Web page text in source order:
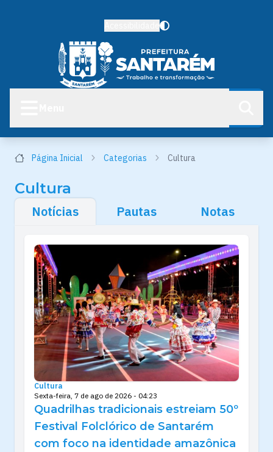
Página Inicial Categorias Cultura
Cultura
Notícias Pautas Notas
Cultura
Sexta-feira, 7 de ago de 2026 - 04:23
Quadrilhas tradicionais estreiam 50º
Festival Folclórico de Santarém
com foco na identidade amazônica